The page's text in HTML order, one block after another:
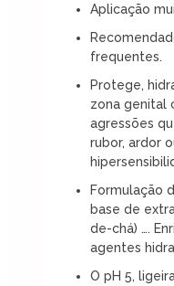
Aplicação
frequentes.
Protege,
zona genital
agressões
rubor, ardor
Formulação
base de
de-chá) ….
agentes
O pH 5,